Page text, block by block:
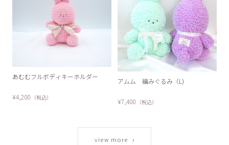
あむむフルボディキーホルダー
¥4,200 （税込）
アムム 編みぐるみ（L)
¥7,400 （税込）
view more ›